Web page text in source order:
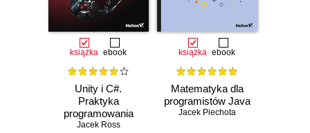
książka ebook
Unity i C#.
Praktyka
programowania
gier
Jacek Ross
książka ebook
Matematyka dla
programistów Java
Jacek Piechota